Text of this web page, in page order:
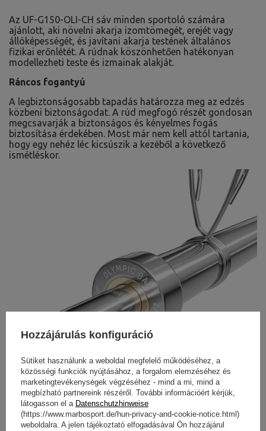
Az UF-G150-OLI-CH sáv minden sportoló számára
ajánlott, aki növelni akarja izomtömegét, erejét vagy
állóképességét, és javítani akarja testének általános
fizikai erőnlétét. A rúdnak köszönhetően hatékonyan
modellezheti teste és izmainak alakját.
Ráncos fogantyú
A legbiztonságosabb tapadás határozza meg az edzés
közbeni biztonságodat. A rúd megfogó részét gondosan
megcsavarják a biztonságos és kényelmes fogás
biztosítása érdekében. Most már nem kell attól tartania,
hogy egy nehéz léc kicsúszik a kezéből a következő
ismétléskor.
Hozzájárulás konfiguráció
Sütiket használunk a weboldal megfelelő működéséhez, a
közösségi funkciók nyújtásához, a forgalom elemzéséhez és
marketingtevékenységek végzéséhez - mind a mi, mind a
megbízható partnereink részéről. További információért kérjük,
látogasson el a Datenschutzhinweise
(https://www.marbosport.de/hun-privacy-and-cookie-notice.html)
weboldalra. A jelen tájékoztató elfogadásával Ön hozzájárul